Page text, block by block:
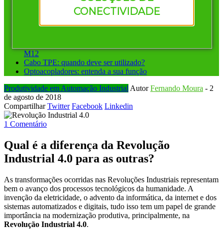
CONECTIVIDADE
Vantagens de investir em conectores pré-montados da
Instalação ponto a ponto ou sistemas de barramento: qual
M12
Cabo TPE: quando deve ser utilizado?
Optoacopladores: entenda a sua função
Produtividade em Automação Industrial AutorFernando Moura - 2
de agosto de 2018
Compartilhar Twitter Facebook Linkedin
1 Comentário
Qual é a diferença da Revolução
Industrial 4.0 para as outras?
As transformações ocorridas nas Revoluções Industriais representam
bem o avanço dos processos tecnológicos da humanidade. A
invenção da eletricidade, o advento da informática, da internet e dos
sistemas automatizados e digitais, tudo isso tem um papel de grande
importância na modernização produtiva, principalmente, na
Revolução Industrial 4.0.